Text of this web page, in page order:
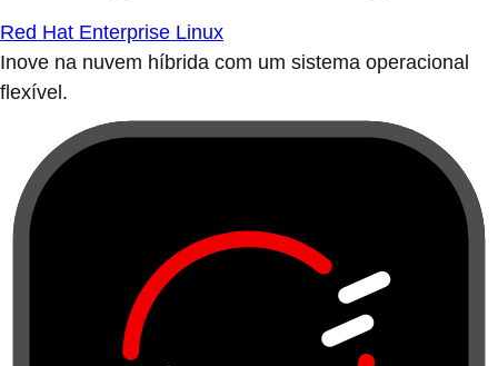
Red Hat Enterprise Linux
Inove na nuvem híbrida com um sistema operacional
flexível.